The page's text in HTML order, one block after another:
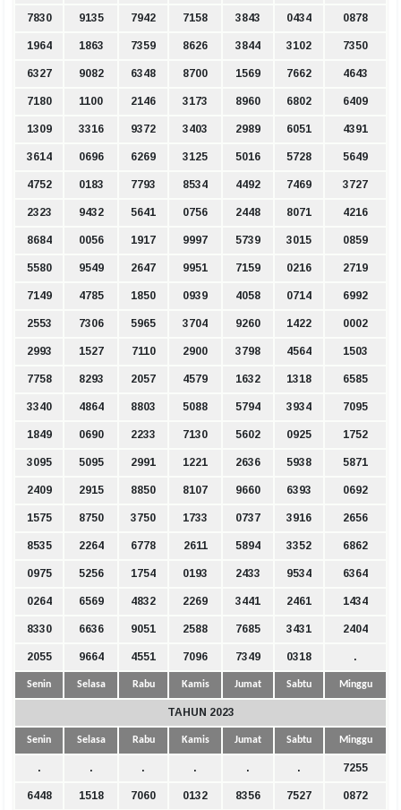
7830 9135 7942 7158 3843 0434 0878
1964 1863 7359 8626 3844 3102 7350
6327 9082 6348 8700 1569 7662 4643
7180 1100 2146 3173 8960 6802 6409
1309 3316 9372 3403 2989 6051 4391
3614 0696 6269 3125 5016 5728 5649
4752 0183 7793 8534 4492 7469 3727
2323 9432 5641 0756 2448 8071 4216
8684 0056 1917 9997 5739 3015 0859
5580 9549 2647 9951 7159 0216 2719
7149 4785 1850 0939 4058 0714 6992
2553 7306 5965 3704 9260 1422 0002
2993 1527 7110 2900 3798 4564 1503
7758 8293 2057 4579 1632 1318 6585
3340 4864 8803 5088 5794 3934 7095
1849 0690 2233 7130 5602 0925 1752
3095 5095 2991 1221 2636 5938 5871
2409 2915 8850 8107 9660 6393 0692
1575 8750 3750 1733 0737 3916 2656
8535 2264 6778 2611 5894 3352 6862
0975 5256 1754 0193 2433 9534 6364
0264 6569 4832 2269 3441 2461 1434
8330 6636 9051 2588 7685 3431 2404
2055 9664 4551 7096 7349 0318 .
Senin Selasa Rabu Kamis Jumat Sabtu Minggu
TAHUN 2023
Senin Selasa Rabu Kamis Jumat Sabtu Minggu
. . . . . . 7255
6448 1518 7060 0132 8356 7527 0872